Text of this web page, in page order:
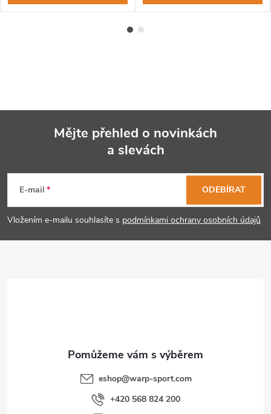
p
a
Mějte přehled o novinkách
a slevách
E-mail
Vložením e-mailu souhlasíte s podmínkami ochrany osobních údajů
ODEBÍRAT
eshop@warp-sport.com
+420 568 824 200